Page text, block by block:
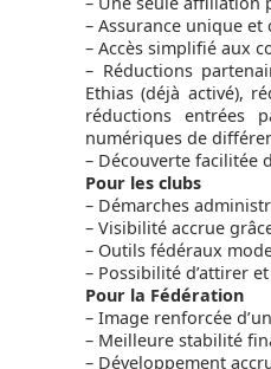
– Assurance unique et
– Accès simplifié aux
– Réductions
Ethias (déjà activé),
réductions entrées
numériques de
– Découverte facilitée
Pour les clubs
– Démarches
– Visibilité accrue
– Outils fédéraux
– Possibilité d’attirer
Pour la Fédération
– Image renforcée
– Meilleure stabilité
– Développement